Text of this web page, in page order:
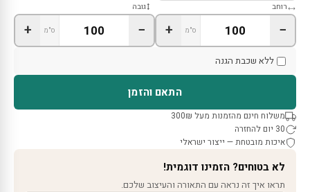
רוחב
− ס"מ +
גובה
− ס"מ +
ללא שכבת הגנה
התאם והזמן
משלוח חינם מהזמנות מעל 300₪
30 יום להחזרה
איכות מובטחת — ייצור ישראלי
לא בטוחים? הזמינו דוגמית!
תראו איך זה נראה עם התאורה והעיצוב שלכם.